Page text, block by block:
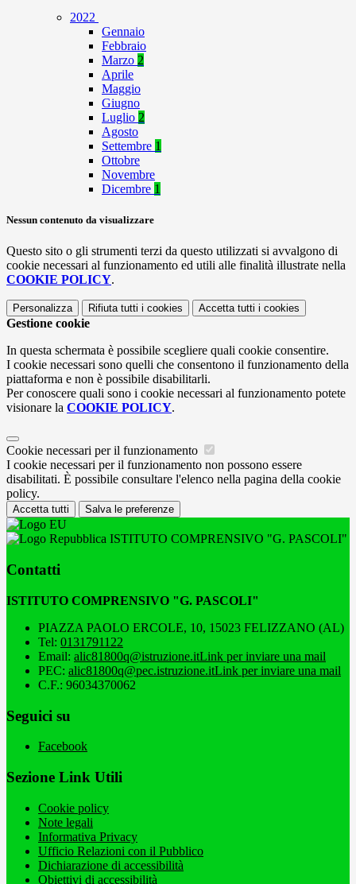
2022
Gennaio
Febbraio
Marzo 2
Aprile
Maggio
Giugno
Luglio 2
Agosto
Settembre 1
Ottobre
Novembre
Dicembre 1
Nessun contenuto da visualizzare
Questo sito o gli strumenti terzi da questo utilizzati si avvalgono di
cookie necessari al funzionamento ed utili alle finalità illustrate nella
COOKIE POLICY.
Personalizza Rifiuta tutti i cookies Accetta tutti i cookies
Gestione cookie
In questa schermata è possibile scegliere quali cookie consentire.
I cookie necessari sono quelli che consentono il funzionamento della
piattaforma e non è possibile disabilitarli.
Per conoscere quali sono i cookie necessari al funzionamento potete
visionare la COOKIE POLICY.
Cookie necessari per il funzionamento
I cookie necessari per il funzionamento non possono essere
disabilitati. È possibile consultare l'elenco nella pagina della cookie
policy.
Accetta tutti Salva le preferenze
ISTITUTO COMPRENSIVO "G. PASCOLI"
Contatti
ISTITUTO COMPRENSIVO "G. PASCOLI"
PIAZZA PAOLO ERCOLE, 10, 15023 FELIZZANO (AL)
Tel: 0131791122
Email: alic81800q@istruzione.itLink per inviare una mail
PEC: alic81800q@pec.istruzione.itLink per inviare una mail
C.F.: 96034370062
Seguici su
Facebook
Sezione Link Utili
Cookie policy
Note legali
Informativa Privacy
Ufficio Relazioni con il Pubblico
Dichiarazione di accessibilità
Obiettivi di accessibilità